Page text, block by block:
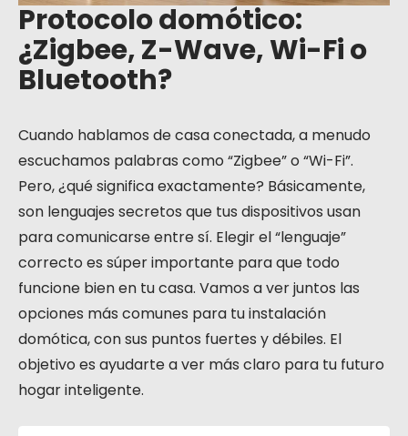
Protocolo domótico:
¿Zigbee, Z-Wave, Wi-Fi o
Bluetooth?
Cuando hablamos de casa conectada, a menudo
escuchamos palabras como “Zigbee” o “Wi-Fi”.
Pero, ¿qué significa exactamente? Básicamente,
son lenguajes secretos que tus dispositivos usan
para comunicarse entre sí. Elegir el “lenguaje”
correcto es súper importante para que todo
funcione bien en tu casa. Vamos a ver juntos las
opciones más comunes para tu instalación
domótica, con sus puntos fuertes y débiles. El
objetivo es ayudarte a ver más claro para tu futuro
hogar inteligente.